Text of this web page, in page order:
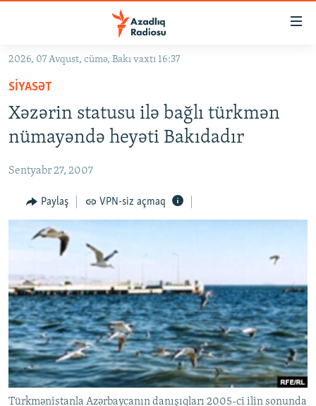
Əsas
qayıt
Əsas
qayıt
Axtarışa
GÜNDƏM
KORRUPSIOMETR
#ƏSLINDƏ
FƏRQƏ BAX
QANUNI DOĞRU
ARAŞDIRMA
MULTIMEDIA
VIDEO
FOTOQALEREYA
İNFOQRAFIKA
KARIKATURA
RADIO ARXIV
OXU ZALI
AZƏRBAYCAN ƏDƏBIYYATI KITABXANASI
İSLAM VƏ DEMOKRATIYA
İZ - MƏDƏNIYYƏT PROQRAMI
HAQQIMIZDA
MISSIYAMIZ
PEŞƏ ETIKASI VƏ JURNALISTIKA STANDARTLARIMIZ
MATERIALLARIMIZDAN ISTIFADƏ
BIZI IZLƏ
2026, 07 Avqust, cümə, Bakı vaxtı 16:37
SIYASƏT
Xəzərin statusu ilə bağlı türkmən
nümayəndə heyəti Bakıdadır
Sentyabr 27, 2007
Paylaş VPN-siz açmaq
Türkmənistanla Azərbaycanın danışıqları 2005-ci ilin sonunda